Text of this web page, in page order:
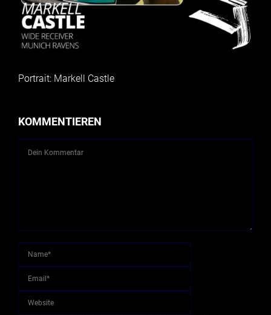
Portrait: Markell Castle
KOMMENTIEREN